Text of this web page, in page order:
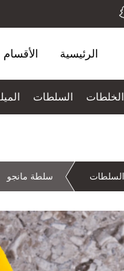
الرئيسية الأقسام
الخلطات السلطات
السلطات سلطة مانجو